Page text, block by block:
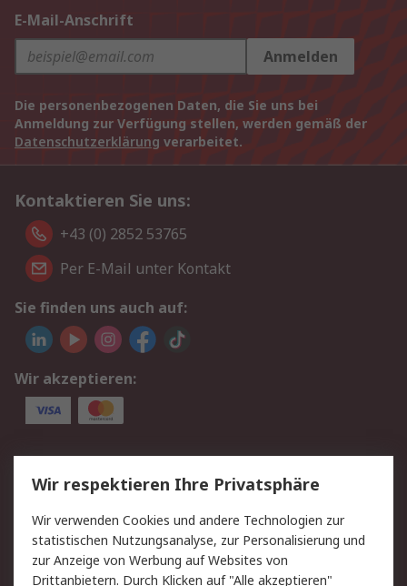
E-Mail-Anschrift
Anmelden
Die personenbezogenen Daten, die Sie uns bei
Anmeldung zur Verfügung stellen, werden gemäß der
Datenschutzerklärung verarbeitet.
Kontaktieren Sie uns:
+43 (0) 2852 53765
Per E-Mail unter Kontakt
Sie finden uns auch auf:
Wir akzeptieren:
Service
Value Added Services
Lieferlösungen
Rücksendung/Entsorgung Kontakt
Hilfe
Wir respektieren Ihre Privatsphäre
Wir verwenden Cookies und andere Technologien zur
statistischen Nutzungsanalyse, zur Personalisierung und
zur Anzeige von Werbung auf Websites von
Drittanbietern. Durch Klicken auf "Alle akzeptieren"